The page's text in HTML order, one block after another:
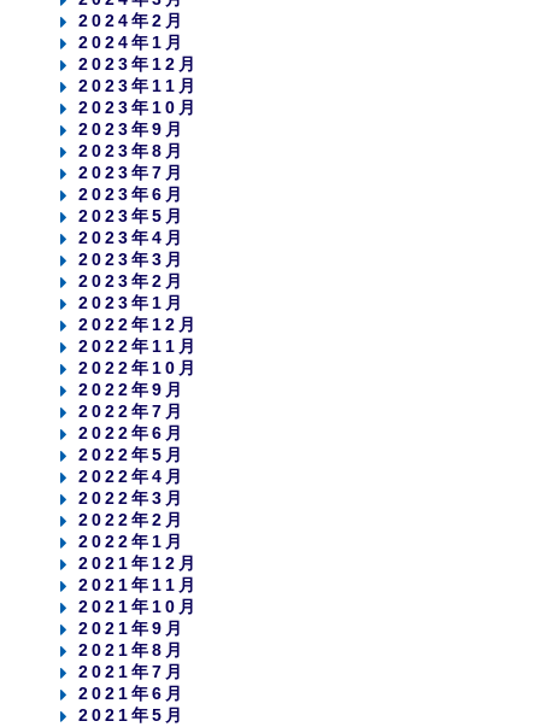
2024年2月
2024年1月
2023年12月
2023年11月
2023年10月
2023年9月
2023年8月
2023年7月
2023年6月
2023年5月
2023年4月
2023年3月
2023年2月
2023年1月
2022年12月
2022年11月
2022年10月
2022年9月
2022年7月
2022年6月
2022年5月
2022年4月
2022年3月
2022年2月
2022年1月
2021年12月
2021年11月
2021年10月
2021年9月
2021年8月
2021年7月
2021年6月
2021年5月